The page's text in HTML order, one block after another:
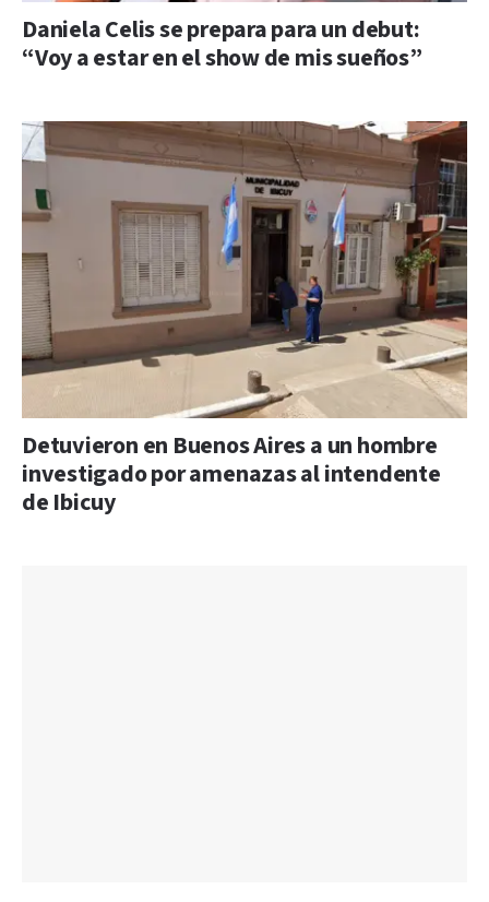
Daniela Celis se prepara para un debut:
“Voy a estar en el show de mis sueños”
Detuvieron en Buenos Aires a un hombre
investigado por amenazas al intendente
de Ibicuy